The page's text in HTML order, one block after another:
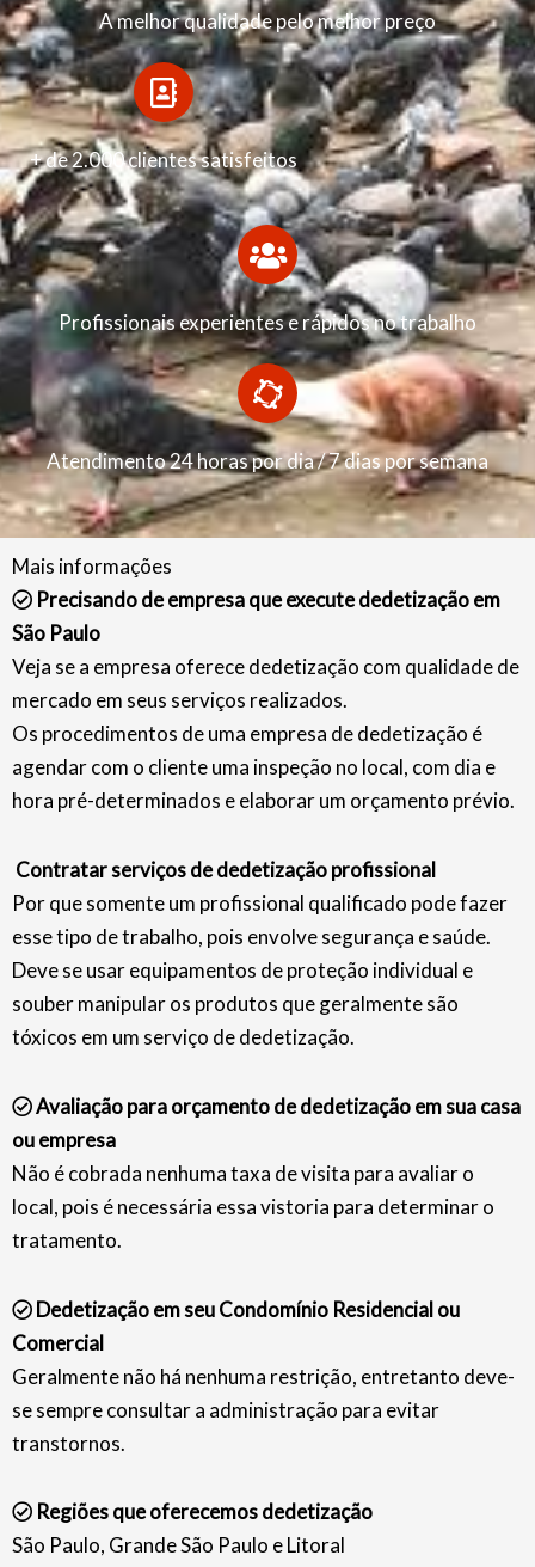
A melhor qualidade pelo melhor preço
+ de 2.000 clientes satisfeitos
Profissionais experientes e rápidos no trabalho
Atendimento 24 horas por dia / 7 dias por semana
Mais informações
Precisando de empresa que execute dedetização em
São Paulo
Veja se a empresa oferece dedetização com qualidade de
mercado em seus serviços realizados.
Os procedimentos de uma empresa de dedetização é
agendar com o cliente uma inspeção no local, com dia e
hora pré-determinados e elaborar um orçamento prévio.
Contratar serviços de dedetização profissional
Por que somente um profissional qualificado pode fazer
esse tipo de trabalho, pois envolve segurança e saúde.
Deve se usar equipamentos de proteção individual e
souber manipular os produtos que geralmente são
tóxicos em um serviço de dedetização.
Avaliação para orçamento de dedetização em sua casa
ou empresa
Não é cobrada nenhuma taxa de visita para avaliar o
local, pois é necessária essa vistoria para determinar o
tratamento.
Dedetização em seu Condomínio Residencial ou
Comercial
Geralmente não há nenhuma restrição, entretanto deve-
se sempre consultar a administração para evitar
transtornos.
Regiões que oferecemos dedetização
São Paulo, Grande São Paulo e Litoral